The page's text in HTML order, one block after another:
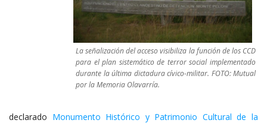
La señalización del acceso visibiliza la función de los CCD
para el plan sistemático de terror social implementado
durante la última dictadura cívico-militar. FOTO: Mutual
por la Memoria Olavarría.
declarado Monumento Histórico y Patrimonio Cultural de la